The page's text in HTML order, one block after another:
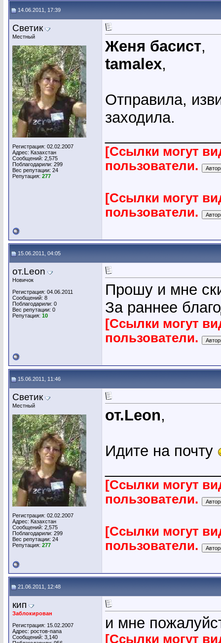
14.06.2011, 17:39
Светик
Местный
Регистрация: 02.02.2007
Адрес: Казахстан
Сообщений: 2,575
Поблагодарили: 299
Вес репутации: 24
Репутация: 277
Женя басист,
tamalex,
Отправила,
заходила.
[Ссылки могут
пользователи.
[Ссылки могут
пользователи.
15.06.2011, 04:05
от.Leon
Новичок
Регистрация: 04.06.2011
Сообщений: 8
Поблагодарили: 0
Вес репутации: 0
Репутация: 10
Прошу и мне
За раннее
[Ссылки могут
пользователи.
15.06.2011, 11:46
Светик
Местный
Регистрация: 02.02.2007
Адрес: Казахстан
Сообщений: 2,575
Поблагодарили: 299
Вес репутации: 24
Репутация: 277
от.Leon,
Идите на почту
[Ссылки могут
пользователи.
[Ссылки могут
пользователи.
21.06.2011, 12:48
кип
Заблокирован
Регистрация: 15.02.2007
Адрес: ростов-папа
Сообщений: 3,140
и мне
[Ссылки могут